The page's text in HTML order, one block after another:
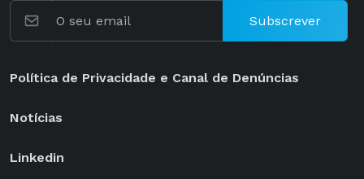
Subscrever
Política de Privacidade e Canal de Denúncias
Notícias
Linkedin